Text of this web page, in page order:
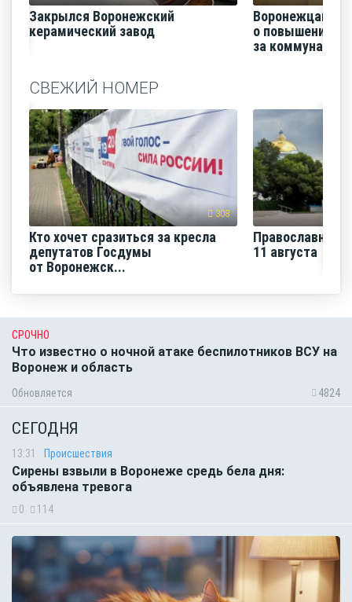
Закрылся Воронежский
керамический завод
Воронежцам
о повышении
за
СВЕЖИЙ НОМЕР
308
Кто хочет сразиться за кресла
депутатов Госдумы
от Воронежск...
Православная
11 августа
СРОЧНО
Что известно о ночной атаке беспилотников ВСУ на
Воронеж и область
Обновляется 4824
СЕГОДНЯ
13:31 Происшествия
Сирены взвыли в Воронеже средь бела дня:
объявлена тревога
0 114